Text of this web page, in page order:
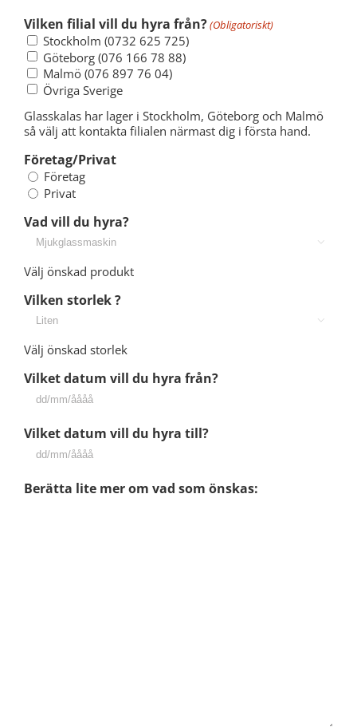
Vilken filial vill du hyra från?(Obligatoriskt)
Stockholm (0732 625 725)
Göteborg (076 166 78 88)
Malmö (076 897 76 04)
Övriga Sverige
Glasskalas har lager i Stockholm, Göteborg och Malmö
så välj att kontakta filialen närmast dig i första hand.
Företag/Privat
Företag
Privat
Vad vill du hyra?

Välj önskad produkt
Vilken storlek ?

Välj önskad storlek
Vilket datum vill du hyra från?
DD
MM
snedstreck
Vilket datum vill du hyra till?
DD
MM
Berätta lite mer om vad som önskas: